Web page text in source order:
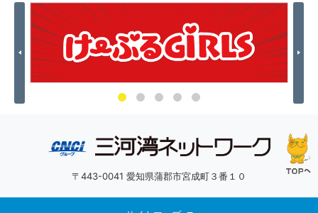
Previous Next
〒443-0041 愛知県蒲郡市宮成町３番１０